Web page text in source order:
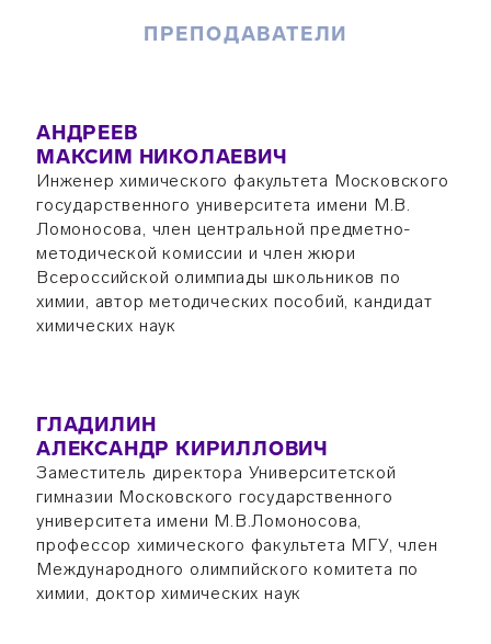
ПРЕПОДАВАТЕЛИ
АНДРЕЕВ
МАКСИМ НИКОЛАЕВИЧ
Инженер химического факультета Московского
государственного университета имени М.В.
Ломоносова, член центральной предметно-
методической комиссии и член жюри
Всероссийской олимпиады школьников по
химии, автор методических пособий, кандидат
химических наук
ГЛАДИЛИН
АЛЕКСАНДР КИРИЛЛОВИЧ
Заместитель директора Университетской
гимназии Московского государственного
университета имени М.В.Ломоносова,
профессор химического факультета МГУ, член
Международного олимпийского комитета по
химии, доктор химических наук